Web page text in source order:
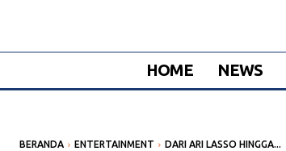
HOME NEWS
BERANDA ENTERTAINMENT DARI ARI LASSO HINGGA...